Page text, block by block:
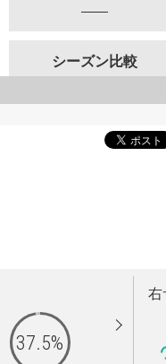
シーズン比較
37.5%
右